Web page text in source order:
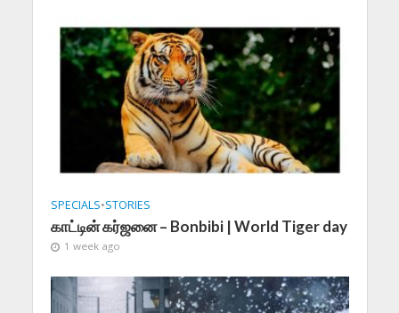
SPECIALS•STORIES
காட்டின் கர்ஜனை – Bonbibi | World Tiger day
1 week ago